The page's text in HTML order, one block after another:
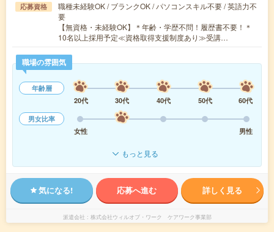
応募資格
職種未経験OK / ブランクOK / パソコンスキル不要 / 英語力不
要
【無資格・未経験OK】＊年齢・学歴不問！履歴書不要！＊
10名以上採用予定≪資格取得支援制度あり≫受講…
職場の雰囲気
年齢層
20代
30代 40代 50代
60代
男女比率
女性
男性
もっと見る
気になる! 応募へ進む 詳しく見る
派遣会社 株式会社ウィルオブ・ワーク ケアワーク事業部